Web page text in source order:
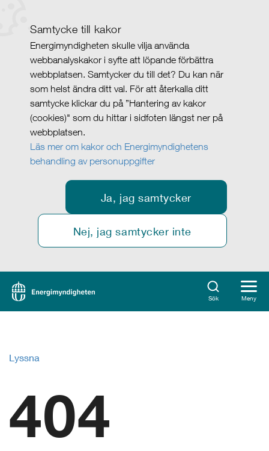
Samtycke till kakor
Energimyndigheten skulle vilja använda
webbanalyskakor i syfte att löpande förbättra
webbplatsen. Samtycker du till det? Du kan när
som helst ändra ditt val. För att återkalla ditt
samtycke klickar du på ”Hantering av kakor
(cookies)" som du hittar i sidfoten längst ner på
webbplatsen.
Läs mer om kakor och Energimyndighetens
behandling av personuppgifter
Ja, jag samtycker
Nej, jag samtycker inte
Sök Meny
Lyssna
404